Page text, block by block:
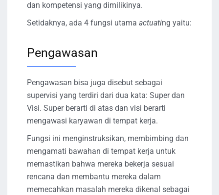
dan kompetensi yang dimilikinya.
Setidaknya, ada 4 fungsi utama actuating yaitu:
Pengawasan
Pengawasan bisa juga disebut sebagai
supervisi yang terdiri dari dua kata: Super dan
Visi. Super berarti di atas dan visi berarti
mengawasi karyawan di tempat kerja.
Fungsi ini menginstruksikan, membimbing dan
mengamati bawahan di tempat kerja untuk
memastikan bahwa mereka bekerja sesuai
rencana dan membantu mereka dalam
memecahkan masalah mereka dikenal sebagai